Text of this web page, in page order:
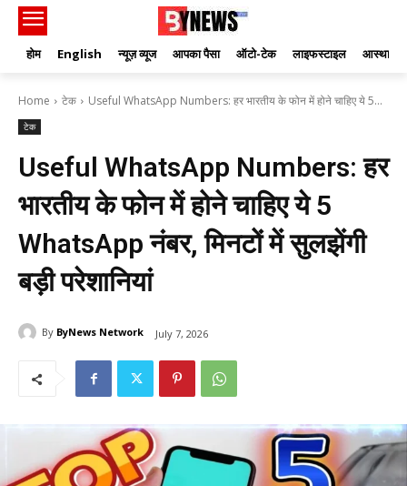
होम English न्यूज़ व्यूज आपका पैसा ऑटो-टेक लाइफस्टाइल आस्था
Home टेक Useful WhatsApp Numbers: हर भारतीय के फोन में होने चाहिए ये 5...
टेक
Useful WhatsApp Numbers: हर
भारतीय के फोन में होने चाहिए ये 5
WhatsApp नंबर, मिनटों में सुलझेंगी
बड़ी परेशानियां
By ByNews Network July 7, 2026